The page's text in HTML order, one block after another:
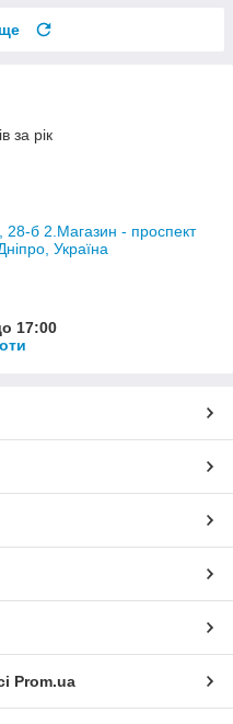
за рік
б 2.Магазин - проспект
Україна
17:00
Prom.ua